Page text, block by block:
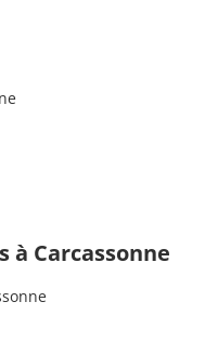
à Carcassonne